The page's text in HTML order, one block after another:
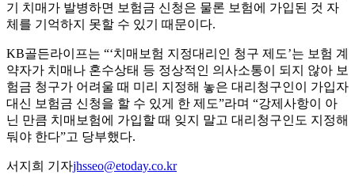
기 치매가 발병하면 보험금 신청은 물론 보험에 가입된 것 자
체를 기억하지 못할 수 있기 때문이다.
KB골든라이프는 “‘치매보험 지정대리인 청구 제도’는 보험 계
약자가 치매나 혼수상태 등 정상적인 의사소통이 되지 않아 보
험금 청구가 어려울 때 미리 지정해 놓은 대리청구인이 가입자
대신 보험금 신청을 할 수 있게 한 제도”라며 “강제사항이 아
닌 만큼 치매보험에 가입할 때 잊지 말고 대리청구인도 지정해
둬야 한다”고 당부했다.
서지희 기자jhsseo@etoday.co.kr